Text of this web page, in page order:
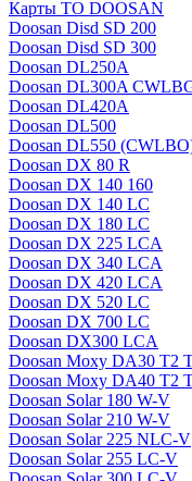
Карты ТО DOOSAN
Doosan Disd SD 200
Doosan Disd SD 300
Doosan DL250A
Doosan DL300A
Doosan DL420A
Doosan DL500
Doosan DL550
Doosan DX 80 R
Doosan DX 140 160
Doosan DX 140 LC
Doosan DX 180 LC
Doosan DX 225 LCA
Doosan DX 340 LCA
Doosan DX 420 LCA
Doosan DX 520 LC
Doosan DX 700 LC
Doosan DX300 LCA
Doosan Moxy DA30 T2
Doosan Moxy DA40 T2
Doosan Solar 180 W-V
Doosan Solar 210 W-V
Doosan Solar 225 NLC-V
Doosan Solar 255 LC-V